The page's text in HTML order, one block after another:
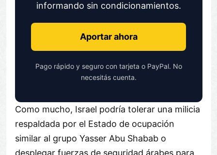
informando sin condicionamientos.
Aportar ahora
Pago rápido y seguro con tarjeta o PayPal. No
necesitás cuenta.
Como mucho, Israel podría tolerar una milicia
respaldada por el Estado de ocupación
similar al grupo Yasser Abu Shabab o
desplegar fuerzas de seguridad árabes para